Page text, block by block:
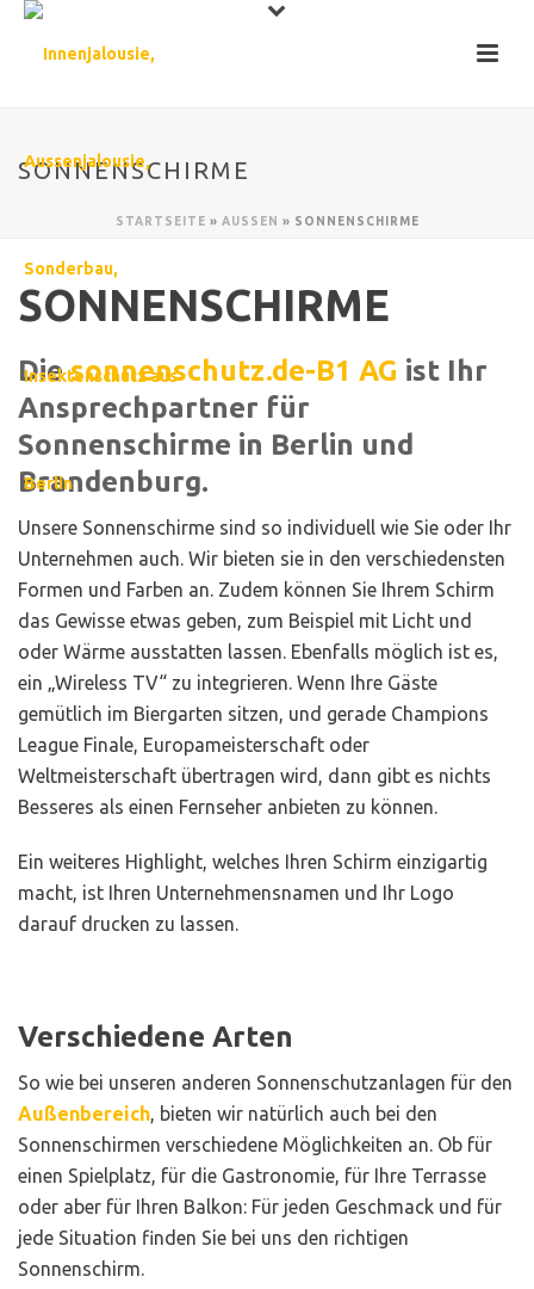
SONNENSCHIRME
STARTSEITE » AUSSEN » SONNENSCHIRME
SONNENSCHIRME
Diesonnenschutz.de-B1 AG ist Ihr
Ansprechpartner für
Sonnenschirme in Berlin und
Brandenburg.
Unsere Sonnenschirme sind so individuell wie Sie oder Ihr
Unternehmen auch. Wir bieten sie in den verschiedensten
Formen und Farben an. Zudem können Sie Ihrem Schirm
das Gewisse etwas geben, zum Beispiel mit Licht und
oder Wärme ausstatten lassen. Ebenfalls möglich ist es,
ein „Wireless TV“ zu integrieren. Wenn Ihre Gäste
gemütlich im Biergarten sitzen, und gerade Champions
League Finale, Europameisterschaft oder
Weltmeisterschaft übertragen wird, dann gibt es nichts
Besseres als einen Fernseher anbieten zu können.
Ein weiteres Highlight, welches Ihren Schirm einzigartig
macht, ist Ihren Unternehmensnamen und Ihr Logo
darauf drucken zu lassen.
Verschiedene Arten
So wie bei unseren anderen Sonnenschutzanlagen für den
Außenbereich, bieten wir natürlich auch bei den
Sonnenschirmen verschiedene Möglichkeiten an. Ob für
einen Spielplatz, für die Gastronomie, für Ihre Terrasse
oder aber für Ihren Balkon: Für jeden Geschmack und für
jede Situation finden Sie bei uns den richtigen
Sonnenschirm.